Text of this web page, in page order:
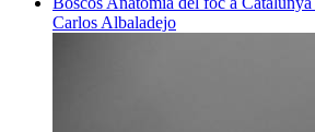
Carlos Albaladejo